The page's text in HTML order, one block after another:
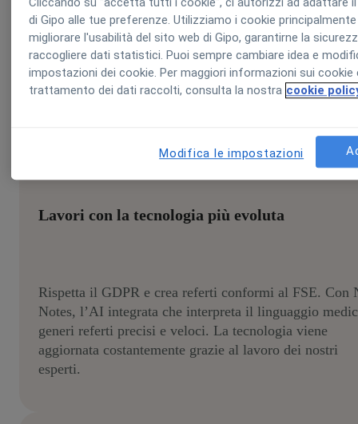
tecnologie integrate tra loro e con i sistemi che già usi
che evolve con il tuo centro. Ne fanno parte anche
MioDottore, TuoTempo e MD Phone.
Lavori con la tecnologia più evoluta
Rispetta il GDPR e crea referti conformi al FSE. Con
Notes, l’AI integrata che interpreta il linguaggio
generi referti precisi e veloci. La tecnologia viene
aggiornata costantemente grazie al lavoro dei nostri
esperti.
di Gipo alle tue preferenze. Utilizziamo i cookie
migliorare l'usabilità del sito web di Gipo, garantirne la
raccogliere dati statistici. Puoi sempre cambiare idea e
impostazioni dei cookie. Per maggiori informazioni sui cookie
trattamento dei dati raccolti, consulta la nostra cookie
Modifica le impostazioni